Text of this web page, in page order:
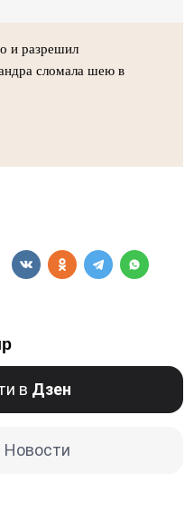
и разрешил
сломала шею в
в Дзен
Новости